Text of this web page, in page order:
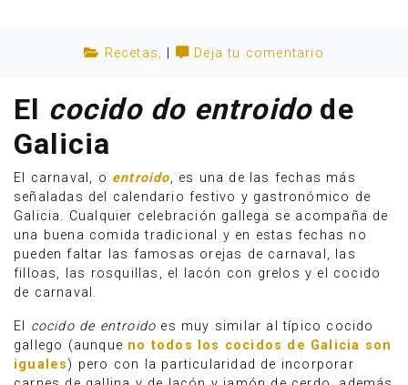
Anúnciate
Recetas, Deja tu comentario
El cocido do entroidode
Galicia
El carnaval, o entroido, es una de las fechas más
señaladas del calendario festivo y gastronómico de
Galicia. Cualquier celebración gallega se acompaña de
una buena comida tradicional y en estas fechas no
pueden faltar las famosas orejas de carnaval, las
filloas, las rosquillas, el lacón con grelos y el cocido
de carnaval.
El cocido de entroido es muy similar al típico cocido
gallego (aunque no todos los cocidos de Galicia son
iguales) pero con la particularidad de incorporar